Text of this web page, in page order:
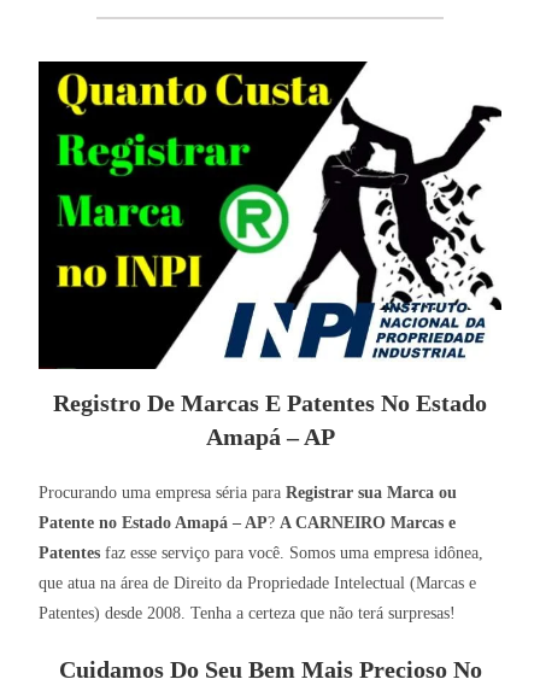
Registro De Marcas E Patentes No Estado
Amapá – AP
Procurando uma empresa séria paraRegistrar sua Marca ou
Patente no Estado Amapá – AP?A CARNEIRO Marcas e
Patentes faz esse serviço para você. Somos uma empresa idônea,
que atua na área de Direito da Propriedade Intelectual (Marcas e
Patentes) desde 2008. Tenha a certeza que não terá surpresas!
Cuidamos Do Seu Bem Mais Precioso No